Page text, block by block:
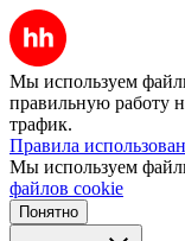
Мы используем
правильную работу
трафик.
Правила
Мы используем
файлов cookie
Понятно